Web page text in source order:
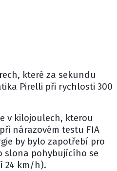
které za sekundu
Pirelli při rychlosti 300
v kilojoulech, kterou
nárazovém testu FIA
by bylo zapotřebí pro
slona pohybujícího se
24 km/h).